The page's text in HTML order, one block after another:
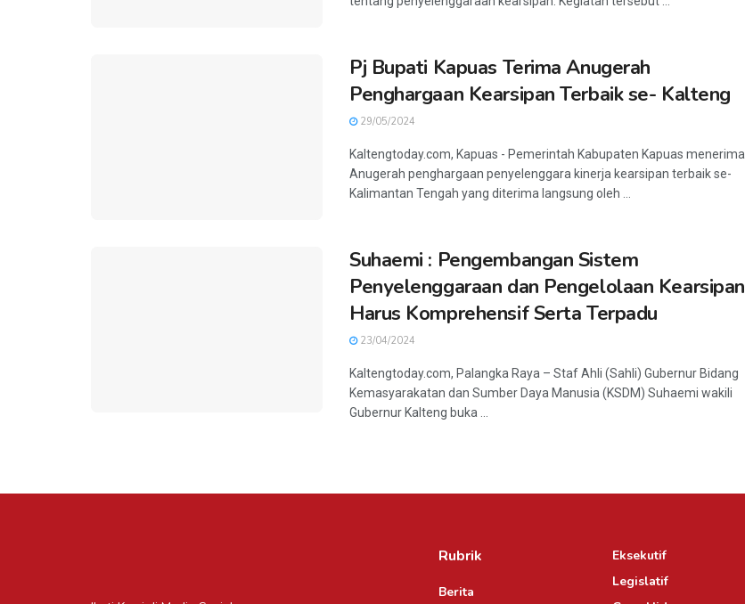
Pj Bupati Kapuas Terima Anugerah
Penghargaan Kearsipan Terbaik se- Kalteng
29/05/2024
Kaltengtoday.com, Kapuas - Pemerintah Kabupaten Kapuas menerima
Anugerah penghargaan penyelenggara kinerja kearsipan terbaik se-
Kalimantan Tengah yang diterima langsung oleh ...
Suhaemi : Pengembangan Sistem
Penyelenggaraan dan Pengelolaan Kearsipan
Harus Komprehensif Serta Terpadu
23/04/2024
Kaltengtoday.com, Palangka Raya – Staf Ahli (Sahli) Gubernur Bidang
Kemasyarakatan dan Sumber Daya Manusia (KSDM) Suhaemi wakili
Gubernur Kalteng buka ...
Rubrik
Berita
Eksekutif
Legislatif